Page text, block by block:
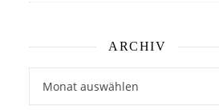
ARCHIV